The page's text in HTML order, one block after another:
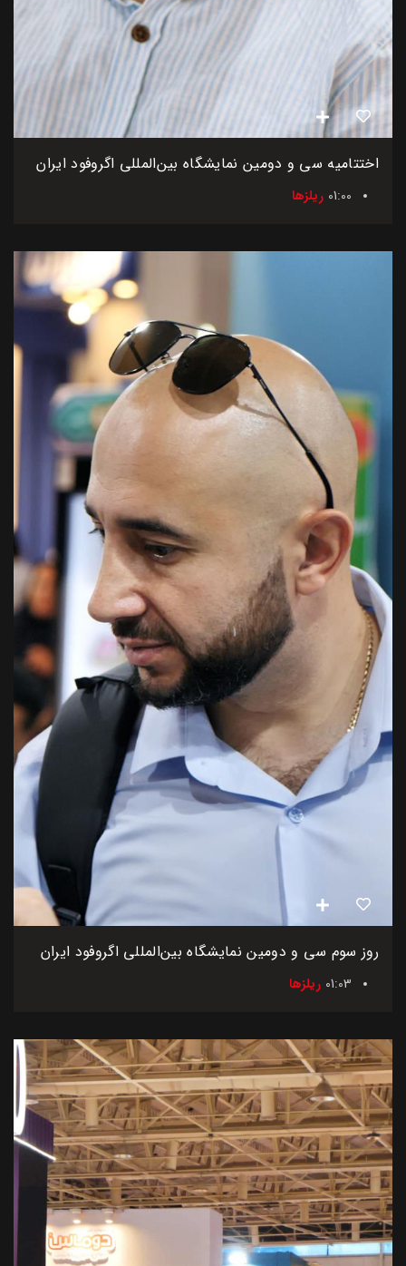
اختتامیه سی و دومین نمایشگاه بین‌المللی اگروفود ایران
01:00 ریلزها
روز سوم سی و دومین نمایشگاه بین‌المللی اگروفود ایران
01:03 ریلزها